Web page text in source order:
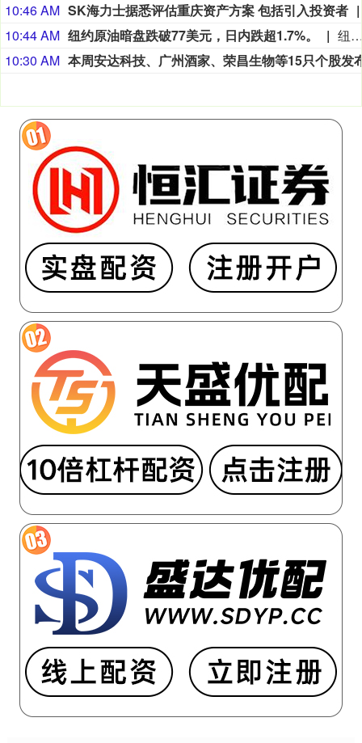
10:46 AM SK海力士据悉评估重庆资产方案 包括引入投资者
10:44 AM 纽约原油暗盘跌破77美元，日内跌超1.7%。
纽约原油暗盘跌破77美元
10:30 AM